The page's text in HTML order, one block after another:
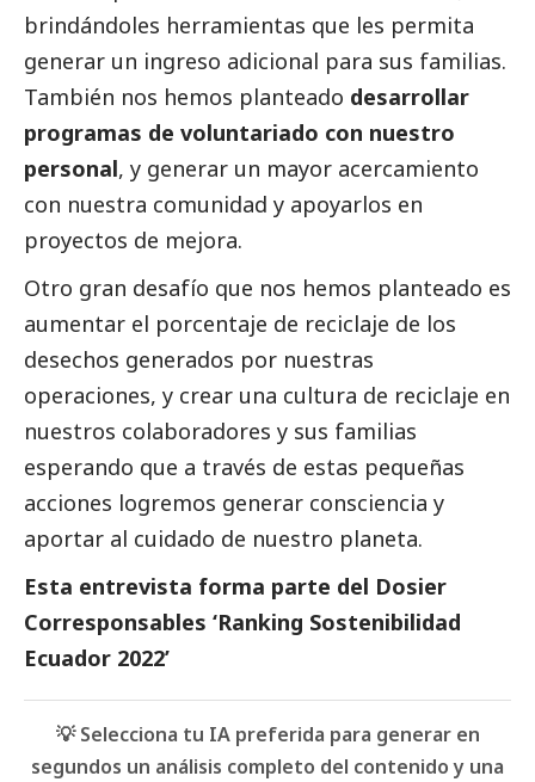
brindándoles herramientas que les permita
generar un ingreso adicional para sus familias.
También nos hemos planteado desarrollar
programas de voluntariado con nuestro
personal, y generar un mayor acercamiento
con nuestra comunidad y apoyarlos en
proyectos de mejora.
Otro gran desafío que nos hemos planteado es
aumentar el porcentaje de reciclaje de los
desechos generados por nuestras
operaciones, y crear una cultura de reciclaje en
nuestros colaboradores y sus familias
esperando que a través de estas pequeñas
acciones logremos generar consciencia y
aportar al cuidado de nuestro planeta.
Esta entrevista forma parte del Dosier
Corresponsables ‘Ranking Sostenibilidad
Ecuador 2022’
💡 Selecciona tu IA preferida para generar en
segundos un análisis completo del contenido y una